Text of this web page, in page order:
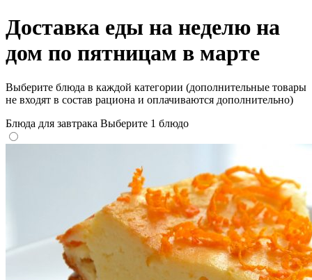
Доставка еды на неделю на
дом по пятницам в марте
Выберите блюда в каждой категории (дополнительные товары
не входят в состав рациона и оплачиваются дополнительно)
Блюда для завтрака Выберите 1 блюдо